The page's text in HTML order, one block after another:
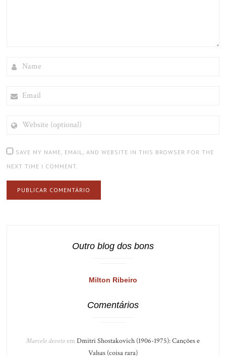
(OPTIONAL)
SAVE MY NAME, EMAIL, AND WEBSITE IN THIS BROWSER FOR THE
NEXT TIME I COMMENT.
Outro blog dos bons
Milton Ribeiro
Comentários
Marcelo devotoem Dmitri Shostakovich (1906-1975): Canções e
Valsas (coisa rara)